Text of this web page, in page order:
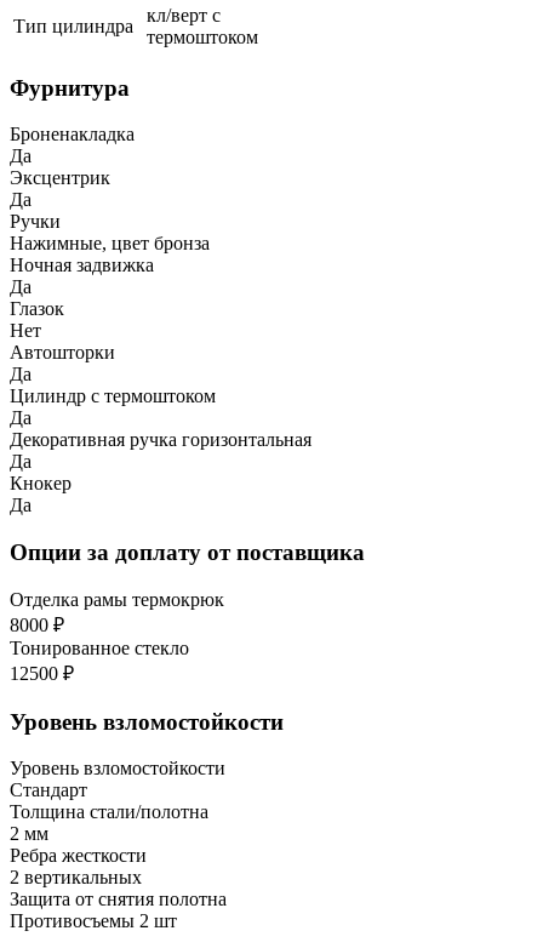
Тип цилиндра
кл/верт с
термоштоком
Фурнитура
Броненакладка
Да
Эксцентрик
Да
Ручки
Нажимные, цвет бронза
Ночная задвижка
Да
Глазок
Нет
Автошторки
Да
Цилиндр с термоштоком
Да
Декоративная ручка горизонтальная
Да
Кнокер
Да
Опции за доплату от поставщика
Отделка рамы термокрюк
8000 ₽
Тонированное стекло
12500 ₽
Уровень взломостойкости
Уровень взломостойкости
Стандарт
Толщина стали/полотна
2 мм
Ребра жесткости
2 вертикальных
Защита от снятия полотна
Противосъемы 2 шт